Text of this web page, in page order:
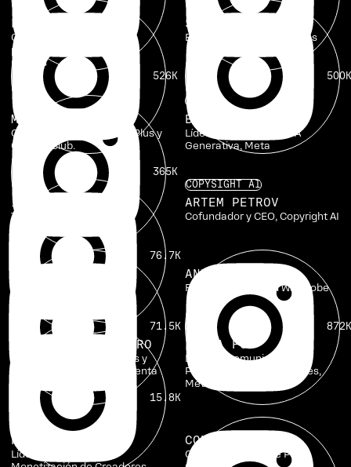
526K
LAUREN BERTY
Creador de contenido,
podcaster y estratega de
medios
500K
SARAH SNOW
Estratega de videos virales
365K
MEAGAN HALL
Cofundadora de Socially Plus y
Creator Club.
META
BRIANA FORD
Líder de Comunidad - IA
Generativa, Meta
76.7K
JESSE BURGESS
TOPJAW
COPYSIGHT AI
ARTEM PETROV
Cofundador y CEO, Copyright AI
71.5K 872K
ANNIE STAFFORD
Fundadora de Ford Wardrobe
15.8K
TRILCE JIRÓN GARRO
Emprendedora de 8 cifras y
experta en embudos de venta
META
JULIA FOY
Lider de Comunidad -
Programas para Creadores,
Meta
KELLY HITE
Líder de Programas,
CONAR FAIR
Cofundador de One Peak